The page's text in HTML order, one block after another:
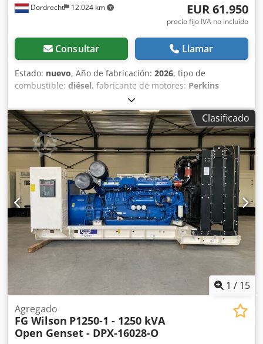
Dordrecht 12.024 km EUR 61.950
precio fijo IVA no incluído
Consultar Llamar
Estado: nuevo, Año de fabricación: 2026, tipo de
combustible: diésel, fabricante de motores: Perkins
, Propósito de uso: Construcción Codpex S
Umiofx Aifsrf Peso en vacío: 5.071 kg Potencia del
generador: 550 kVA Dimensiones del compartimento de
carga: 493 x 166 x 232 cm Marcado CE: sí Capacidad del
depósito de agua: 888 l País de fabricación: CN Póngase en
contacto con el equipo DPX para más información. = Otras
opciones y accesorios = - Batería - Panel de control - Techo
de acero - Cisterna
Clasificado
1 / 15
Agregado
FG Wilson P1250-1 - 1250 kVA
Open Genset - DPX-16028-O